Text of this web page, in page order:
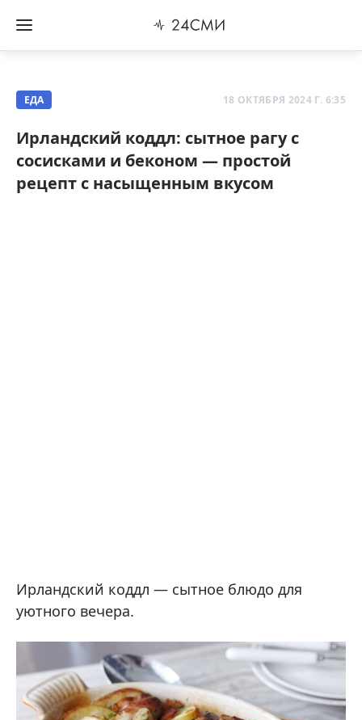
ЕДА 18 ОКТЯБРЯ 2024 Г. 6:35
Ирландский коддл: сытное рагу с
сосисками и беконом — простой
рецепт с насыщенным вкусом
Ирландский коддл — сытное блюдо для
уютного вечера.